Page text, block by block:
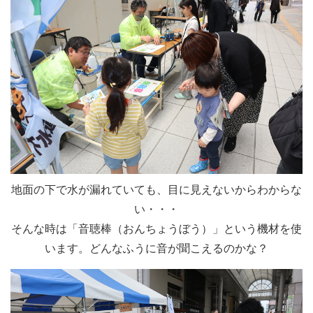
地面の下で水が漏れていても、目に見えないからわからな
い・・・
そんな時は「音聴棒（おんちょうぼう）」という機材を使
います。どんなふうに音が聞こえるのかな？